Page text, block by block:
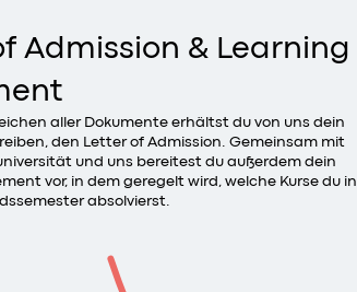
Admission & Learning
aller Dokumente erhältst du von uns dein
den Letter of Admission. Gemeinsam mit
und uns bereitest du außerdem dein
vor, in dem geregelt wird, welche Kurse du in
absolvierst.